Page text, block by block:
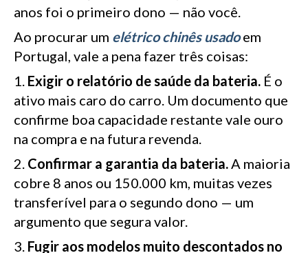
anos foi o primeiro dono — não você.
Ao procurar um elétrico chinês usadoem
Portugal, vale a pena fazer três coisas:
Exigir o relatório de saúde da bateria. É o
ativo mais caro do carro. Um documento que
confirme boa capacidade restante vale ouro
na compra e na futura revenda.
Confirmar a garantia da bateria.A maioria
cobre 8 anos ou 150.000 km, muitas vezes
transferível para o segundo dono — um
argumento que segura valor.
Fugir aos modelos muito descontados no